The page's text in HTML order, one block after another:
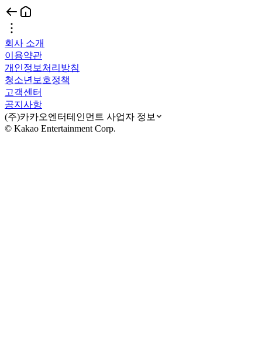
회사 소개
이용약관
개인정보처리방침
청소년보호정책
고객센터
공지사항
(주)카카오엔터테인먼트 사업자 정보
© Kakao Entertainment Corp.